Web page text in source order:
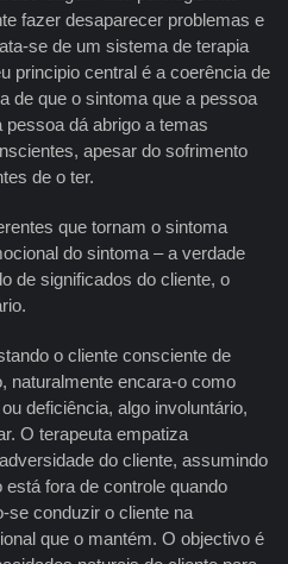
fazer desaparecer problemas e
se de um sistema de terapia
principio central é a coerência de
de que o sintoma que a pessoa
dá abrigo a temas
apesar do sofrimento
de o ter.
que tornam o sintoma
do sintoma – a verdade
de significados do cliente, o
o cliente consciente de
naturalmente encara-o como
deficiência, algo involuntário,
O terapeuta empatiza
do cliente, assumindo
fora de controle quando
se conduzir o cliente na
que o mantém. O objectivo é